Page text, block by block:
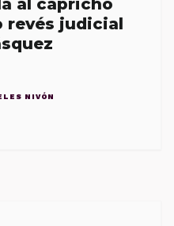
revés judicial
NIVÓN